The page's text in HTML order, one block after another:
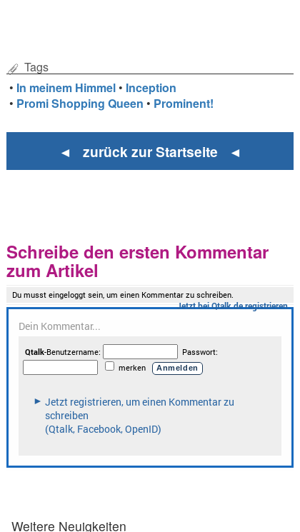
Tags
• In meinem Himmel • Inception
• Promi Shopping Queen • Prominent!
◄ zurück zur Startseite ◄
Schreibe den ersten Kommentar
zum Artikel
Weitere Neuigkeiten